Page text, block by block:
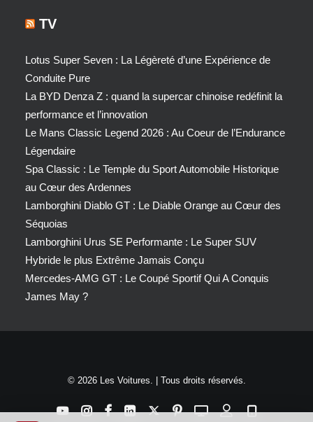
TV
Lotus Super Seven : La Légèreté d’une Expérience de
Conduite Pure
La BYD Denza Z : quand la supercar chinoise redéfinit la
performance et l’innovation
Le Mans Classic Legend 2026 : Au Coeur de l’Endurance
Légendaire
Spa Classic : Le Temple du Sport Automobile Historique
au Cœur des Ardennes
Lamborghini Diablo GT : Le Diable Orange au Cœur des
Séquoias
Lamborghini Urus SE Performante : Le Super SUV
Hybride le plus Extrême Jamais Conçu
Mercedes-AMG GT : Le Coupé Sportif Qui A Conquis
James May ?
© 2026 Les Voitures. | Tous droits réservés.